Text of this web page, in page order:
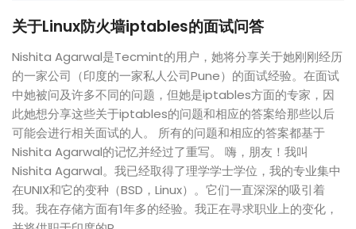
关于Linux防火墙iptables的面试问答
Nishita Agarwal是Tecmint的用户，她将分享关于她刚刚经历
的一家公司（印度的一家私人公司Pune）的面试经验。在面试
中她被问及许多不同的问题，但她是iptables方面的专家，因
此她想分享这些关于iptables的问题和相应的答案给那些以后
可能会进行相关面试的人。 所有的问题和相应的答案都基于
Nishita Agarwal的记忆并经过了重写。 嗨，朋友！我叫
Nishita Agarwal。我已经取得了理学学士学位，我的专业集中
在UNIX和它的变种（BSD，Linux）。它们一直深深的吸引着
我。我在存储方面有1年多的经验。我正在寻求职业上的变化，